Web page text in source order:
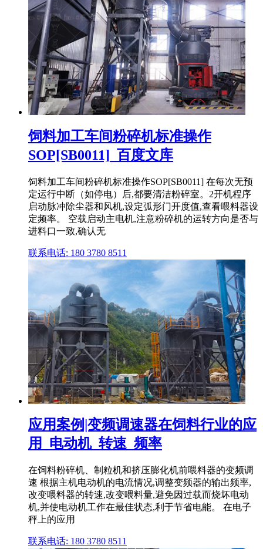
饲料加工车间粉碎机标准操作
SOP[SB0011]_百度文库
饲料加工车间粉碎机标准操作SOP[SB0011] 在每次无预
定运行中断（如停电）后,都要清洁粉碎室。2开机程序
启动脉冲除尘器和风机,设定弧形门开度值,查看喂料器设
定频率。 空载启动主电机,注意粉碎机的运转方向是否与
进料口一致,确认无
联系电话: 180 3780 8511
应用案例|变频调速器在饲料行业的应
用_电动机_转速_频率
在饲料粉碎机、制粒机和挤压膨化机前喂料器的变频调
速 根据主机电动机的电流情况,调整变频器的输出频率,
改变喂料器的转速,改变喂料量,避免因过载而烧坏电动
机,并使电动机工作在最佳状态,利于节省电能。 在电子
秤上的应用
联系电话: 180 3780 8511